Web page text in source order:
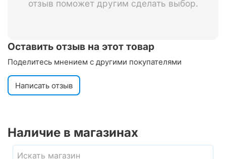
отзыв поможет другим сделать выбор.
Оставить отзыв на этот товар
Поделитесь мнением с другими покупателями
Написать отзыв
Наличие в магазинах